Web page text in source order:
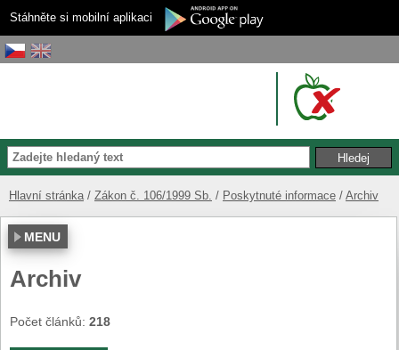
Stáhněte si mobilní aplikaci
Hlavní stránka Zákon č. 106/1999 Sb. Poskytnuté informace Archiv
MENU
Archiv
Počet článků: 218